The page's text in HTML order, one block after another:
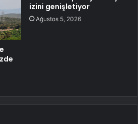
izini genişletiyor
Ağustos 5, 2026